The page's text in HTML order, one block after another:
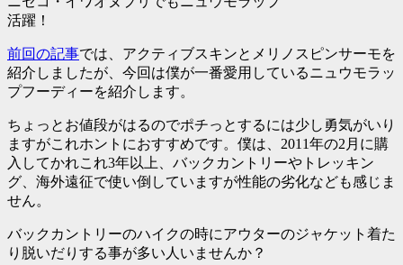
活躍！
前回の記事では、アクティブスキンとメリノスピンサーモを
紹介しましたが、今回は僕が一番愛用しているニュウモラッ
プフーディーを紹介します。
ちょっとお値段がはるのでポチっとするには少し勇気がいり
ますがこれホントにおすすめです。僕は、2011年の2月に購
入してかれこれ3年以上、バックカントリーやトレッキン
グ、海外遠征で使い倒していますが性能の劣化なども感じま
せん。
バックカントリーのハイクの時にアウターのジャケット着た
り脱いだりする事が多い人いませんか？